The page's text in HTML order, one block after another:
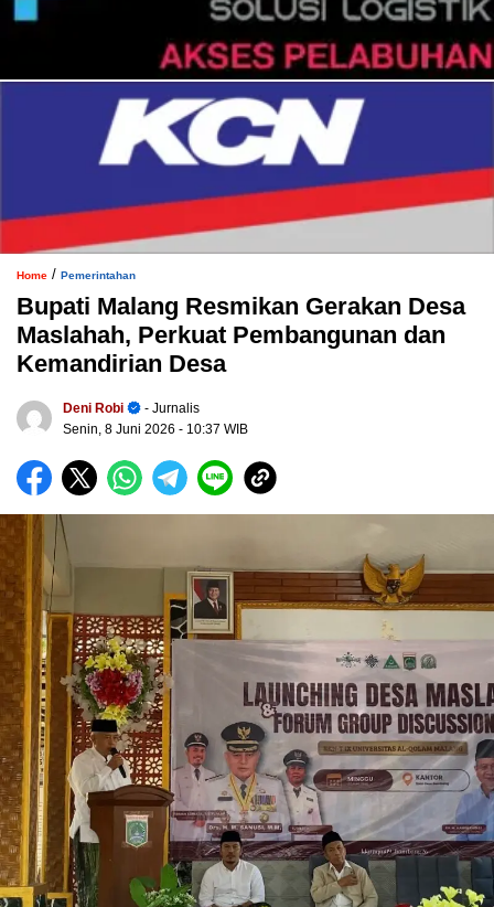
Home / Pemerintahan
Bupati Malang Resmikan Gerakan Desa
Maslahah, Perkuat Pembangunan dan
Kemandirian Desa
Deni Robi
- Jurnalis
Senin, 8 Juni 2026 - 10:37 WIB